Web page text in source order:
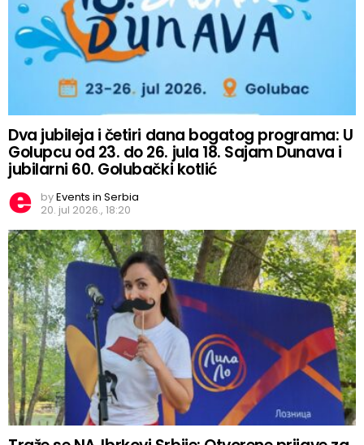
Dva jubileja i četiri dana bogatog programa: U
Golupcu od 23. do 26. jula 18. Sajam Dunava i
jubilarni 60. Golubački kotlić
byEvents in Serbia
20. jul 2026., 18:20